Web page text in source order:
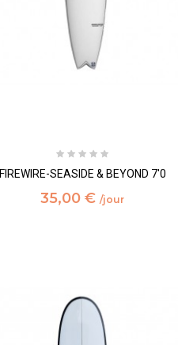
FIREWIRE-SEASIDE & BEYOND 7'0
35,00 €/jour